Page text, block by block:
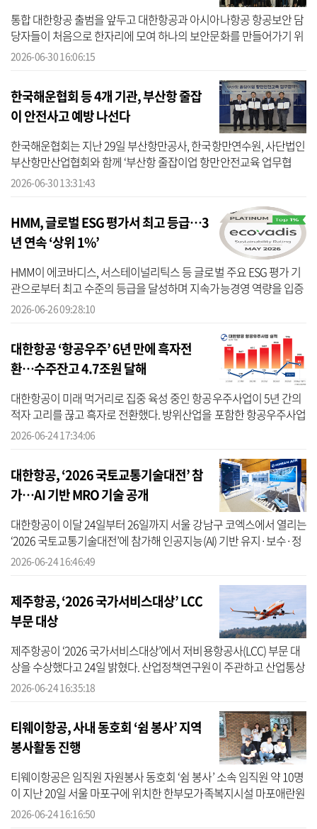
통합 대한항공 출범을 앞두고 대한항공과 아시아나항공 항공보안 담
당자들이 처음으로 한자리에 모여 하나의 보안문화를 만들어가기 위
한 소통의 장을 마련했다. 대한항공은 최근 서울 강서구 대한항공 본
2026-06-30 16:06:15
한국해운협회 등 4개 기관, 부산항 줄잡
이 안전사고 예방 나선다
한국해운협회는 지난 29일 부산항만공사, 한국항만연수원, 사단법인
부산항만산업협회와 함께 ‘부산항 줄잡이업 항만안전교육 업무협
약’을 체결했다고 30일 밝혔다. 이번 협약은 선박이 부두에 접안하거
2026-06-30 13:31:43
HMM, 글로벌 ESG 평가서 최고 등급…3
년 연속 ‘상위 1%’
HMM이 에코바디스, 서스테이널리틱스 등 글로벌 주요 ESG 평가 기
관으로부터 최고 수준의 등급을 달성하며 지속가능경영 역량을 입증
했다고 26일 밝혔다. HMM은 프랑스 소재 글로벌 ESG 평가기관인 에
2026-06-26 09:28:10
대한항공 ‘항공우주’ 6년 만에 흑자전
환…수주잔고 4.7조원 달해
대한항공이 미래 먹거리로 집중 육성 중인 항공우주사업이 5년 간의
적자 고리를 끊고 흑자로 전환했다. 방위산업을 포함한 항공우주사업
이 새 성장 동력으로 떠오르며 여객과 화물 중심인 기존 사업의 구조
2026-06-24 17:34:06
대한항공, ‘2026 국토교통기술대전’ 참
가…AI 기반 MRO 기술 공개
대한항공이 이달 24일부터 26일까지 서울 강남구 코엑스에서 열리는
‘2026 국토교통기술대전’에 참가해 인공지능(AI) 기반 유지·보수·정
비(MRO) 기술과 미래 항공 솔루션을 선보인다고 밝혔다. 국토교통기
2026-06-24 16:46:49
제주항공, ‘2026 국가서비스대상’ LCC
부문 대상
제주항공이 ‘2026 국가서비스대상’에서 저비용항공사(LCC) 부문 대
상을 수상했다고 24일 밝혔다. 산업정책연구원이 주관하고 산업통상
자원부가 후원하는 국가서비스대상은 서비스 가치·고객 만족·고객
2026-06-24 16:35:18
티웨이항공, 사내 동호회 ‘쉼 봉사’ 지역
봉사활동 진행
티웨이항공은 임직원 자원봉사 동호회 ‘쉼 봉사’ 소속 임직원 약 10명
이 지난 20일 서울 마포구에 위치한 한부모가족복지시설 마포애란원
을 찾아 봉사 활동을 진행했다고 24일 밝혔다. 이번 봉사활동은 건물
2026-06-24 16:16:50